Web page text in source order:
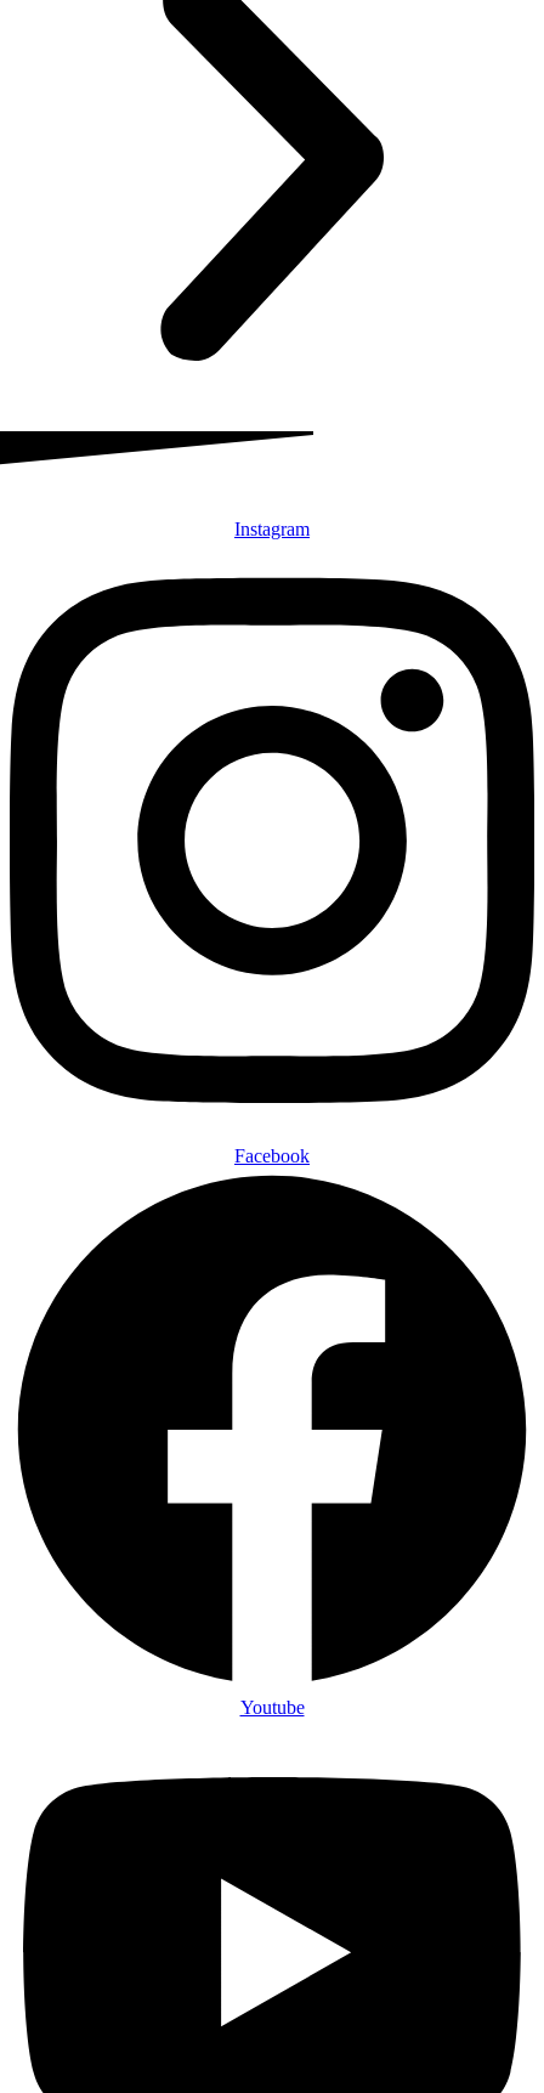
Instagram
Facebook
Youtube